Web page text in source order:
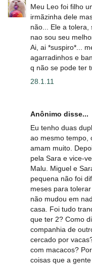
Meu Leo foi filho
irmãzinha dele
não... Ele a tolera,
nao sou seu
Ai, ai *suspiro*...
agarradinhos e
q não se pode ter
28.1.11
Anônimo disse...
Eu tenho duas
ao mesmo tempo,
amam muito.
pela Sara e vice-
Malu. Miguel e
pequena não foi
meses para
não mudou em
casa. Foi tudo
que ter 2? Como
companhia de
cercado por
com macacos?
coisas que a